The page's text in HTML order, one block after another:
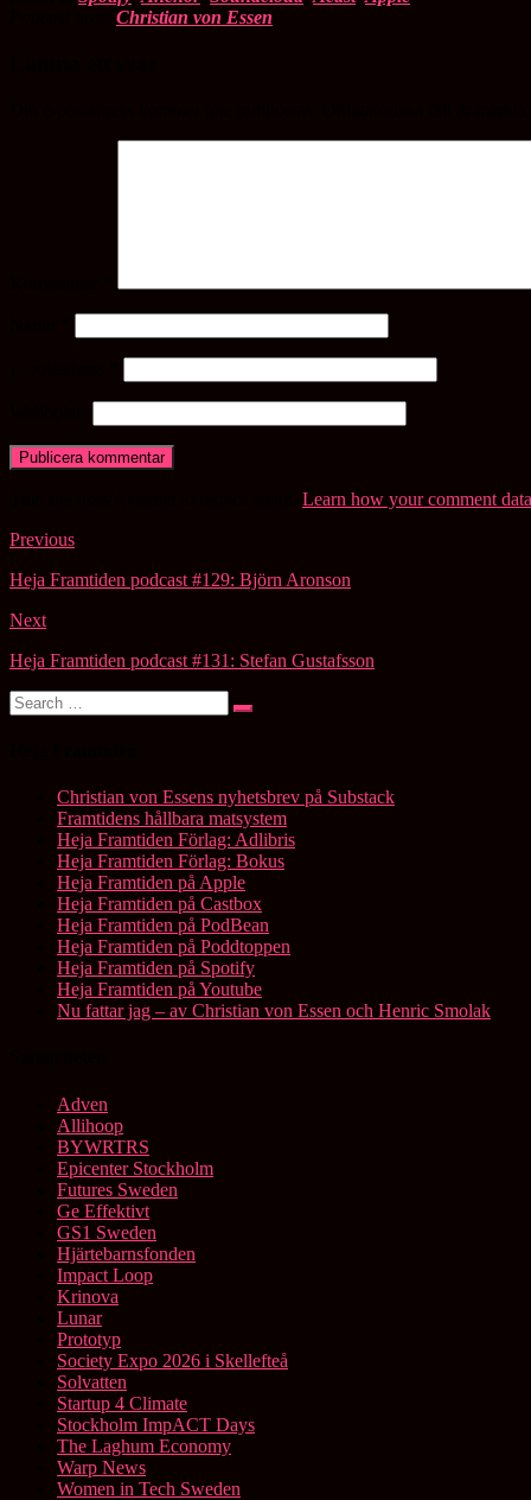
Christian von Essen
Learn how your comment
Post
navigation
Previous
Heja Framtiden podcast #129: Björn Aronson
Next
Heja Framtiden podcast #131: Stefan Gustafsson
Search
for:
Search
Christian von Essens nyhetsbrev på Substack
Framtidens hållbara matsystem
Heja Framtiden Förlag: Adlibris
Heja Framtiden Förlag: Bokus
Heja Framtiden på Apple
Heja Framtiden på Castbox
Heja Framtiden på PodBean
Heja Framtiden på Poddtoppen
Heja Framtiden på Spotify
Heja Framtiden på Youtube
Nu fattar jag – av Christian von Essen och Henric Smolak
Adven
Allihoop
BYWRTRS
Epicenter Stockholm
Futures Sweden
Ge Effektivt
GS1 Sweden
Hjärtebarnsfonden
Impact Loop
Krinova
Lunar
Prototyp
Society Expo 2026 i Skellefteå
Solvatten
Startup 4 Climate
Stockholm ImpACT Days
The Laghum Economy
Warp News
Women in Tech Sweden